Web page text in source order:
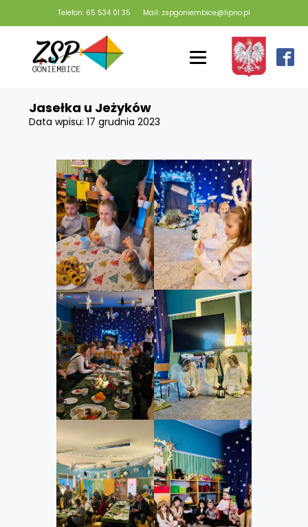
Telefon: 65 534 01 35 Mail: zspgoniembice@lipno.pl
Jasełka u Jeżyków
Data wpisu:17 grudnia 2023